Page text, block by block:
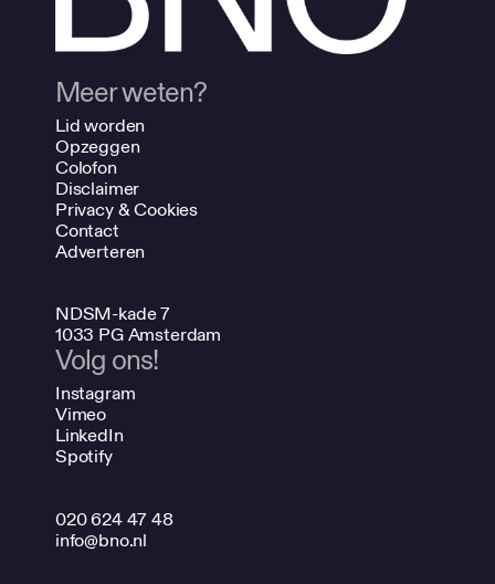
Meer weten?
Lid worden
Opzeggen
Colofon
Disclaimer
Privacy & Cookies
Contact
Adverteren
NDSM-kade 7
1033 PG Amsterdam
Volg ons!
Instagram
Vimeo
LinkedIn
Spotify
020 624 47 48
info@bno.nl